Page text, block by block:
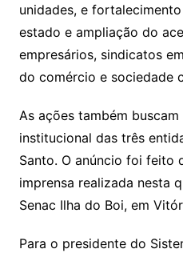
unidades, e
estado e ampliação do
empresários, sindicatos
do comércio e sociedade
As ações também
institucional das três
Santo. O anúncio foi feito
imprensa realizada nesta
Senac Ilha do Boi, em
Para o presidente do